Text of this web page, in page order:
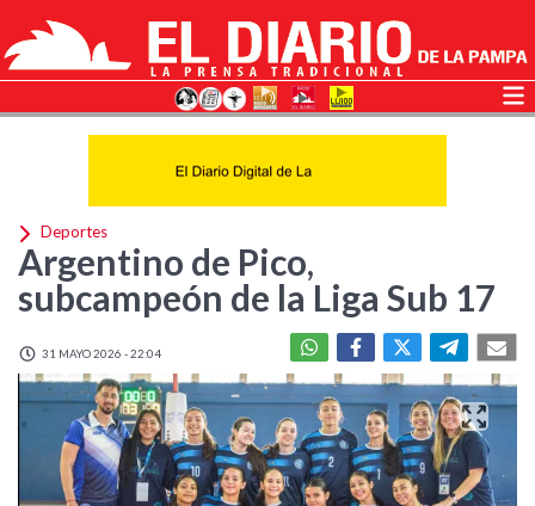
Deportes
Argentino de Pico,
subcampeón de la Liga Sub 17
31 MAYO 2026 - 22:04